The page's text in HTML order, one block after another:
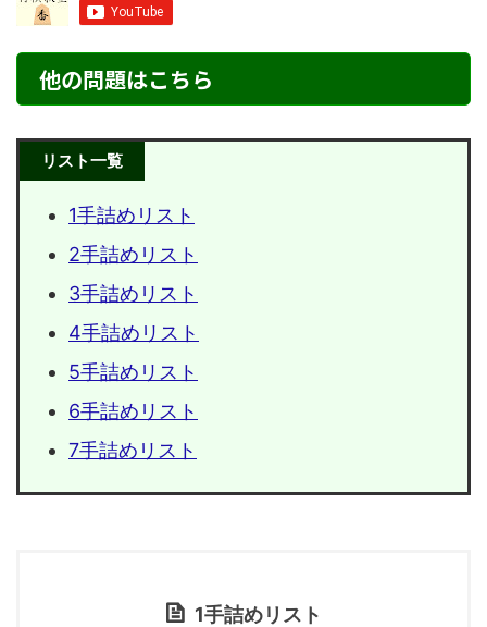
他の問題はこちら
リスト一覧
1手詰めリスト
2手詰めリスト
3手詰めリスト
4手詰めリスト
5手詰めリスト
6手詰めリスト
7手詰めリスト
1手詰めリスト